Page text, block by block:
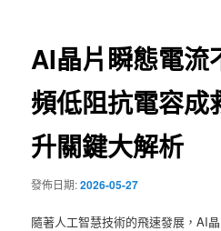
AI晶片瞬態電流
頻低阻抗電容成
升關鍵大解析
發佈日期:2026-05-27
隨著人工智慧技術的飛速發展，AI